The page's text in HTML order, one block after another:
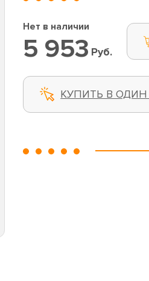
Нет в наличии
5 953 Руб.
КУПИТЬ В